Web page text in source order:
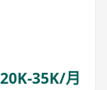
35K/月